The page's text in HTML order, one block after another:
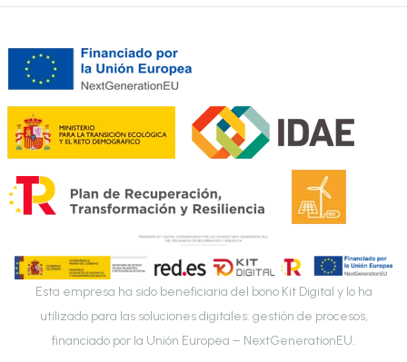
Esta empresa ha sido beneficiaria del bono Kit Digital y lo ha
utilizado para las soluciones digitales: gestión de procesos,
financiado por la Unión Europea – NextGenerationEU.